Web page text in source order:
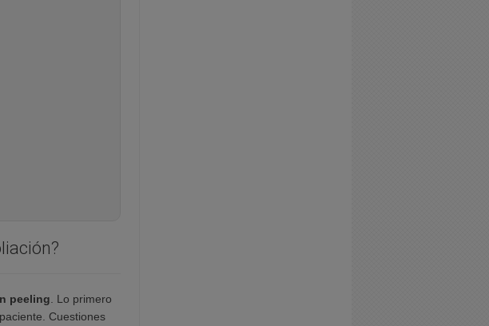
peeling . Lo primero
Cuestiones